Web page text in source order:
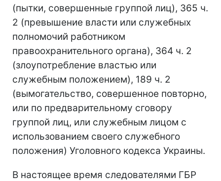
(пытки, совершенные группой лиц), 365 ч.
2 (превышение власти или служебных
полномочий работником
правоохранительного органа), 364 ч. 2
(злоупотребление властью или
служебным положением), 189 ч. 2
(вымогательство, совершенное повторно,
или по предварительному сговору
группой лиц, или служебным лицом с
использованием своего служебного
положения) Уголовного кодекса Украины.
В настоящее время следователями ГБР